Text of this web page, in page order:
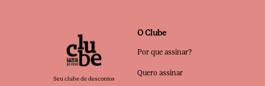
Seu clube de descontos
O Clube
Por que assinar?
Quero assinar